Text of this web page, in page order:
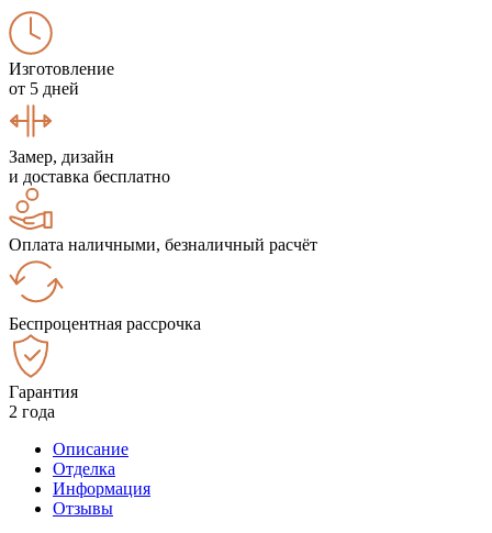
Изготовление
от 5 дней
Замер, дизайн
и доставка бесплатно
Оплата наличными, безналичный расчёт
Беспроцентная рассрочка
Гарантия
2 года
Описание
Отделка
Информация
Отзывы